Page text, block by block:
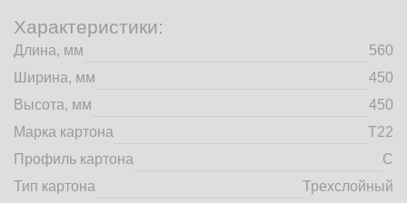
Рассчитать стоимость упаковки
Пн-Пт 8:00 - 17:00
+7 (4832) 71-44-42
г. Брянск, Белобережская улица, 1А
© 2014 - 2026 | ООО ТД "Брянский картон" Все права защищены,
материалов с сайта строго запрещено.
Характеристики:
Длина, мм
560
Ширина, мм
450
Высота, мм
450
Марка картона
Т22
Профиль картона
C
Тип картона
Трехслойный